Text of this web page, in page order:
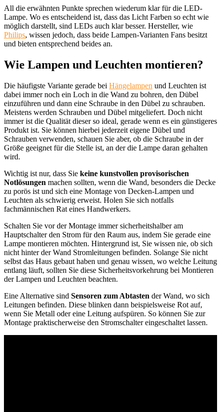
All die erwähnten Punkte sprechen wiederum klar für die LED-
Lampe. Wo es entscheidend ist, dass das Licht Farben so echt wie
möglich darstellt, sind LEDs auch klar besser. Hersteller, wie
Philips, wissen jedoch, dass beide Lampen-Varianten Fans besitzt
und bieten entsprechend beides an.
Wie Lampen und Leuchten montieren?
Die häufigste Variante gerade bei Hängelampen und Leuchten ist
dabei immer noch ein Loch in die Wand zu bohren, den Dübel
einzuführen und dann eine Schraube in den Dübel zu schrauben.
Meistens werden Schrauben und Dübel mitgeliefert. Doch nicht
immer ist die Qualität dieser so ideal, gerade wenn es ein günstigeres
Produkt ist. Sie können hierbei jederzeit eigene Dübel und
Schrauben verwenden, schauen Sie aber, ob die Schraube in der
Größe geeignet für die Stelle ist, an der die Lampe daran gehalten
wird.
Wichtig ist nur, dass Sie keine kunstvollen provisorischen
Notlösungen machen sollten, wenn die Wand, besonders die Decke
zu porös ist und sich eine Montage von Decken-Lampen und
Leuchten als schwierig erweist. Holen Sie sich notfalls
fachmännischen Rat eines Handwerkers.
Schalten Sie vor der Montage immer sicherheitshalber am
Hauptschalter den Strom für den Raum aus, indem Sie gerade eine
Lampe montieren möchten. Hintergrund ist, Sie wissen nie, ob sich
nicht hinter der Wand Stromleitungen befinden. Solange Sie nicht
selbst das Haus gebaut haben und genau wissen, wo welche Leitung
entlang läuft, sollten Sie diese Sicherheitsvorkehrung bei Montieren
der Lampen und Leuchten beachten.
Eine Alternative sind Sensoren zum Abtasten der Wand, wo sich
Leitungen befinden. Diese blinken dann beispielsweise Rot auf,
wenn Sie Metall oder eine Leitung aufspüren. So können Sie zur
Montage praktischerweise den Stromschalter eingeschaltet lassen.